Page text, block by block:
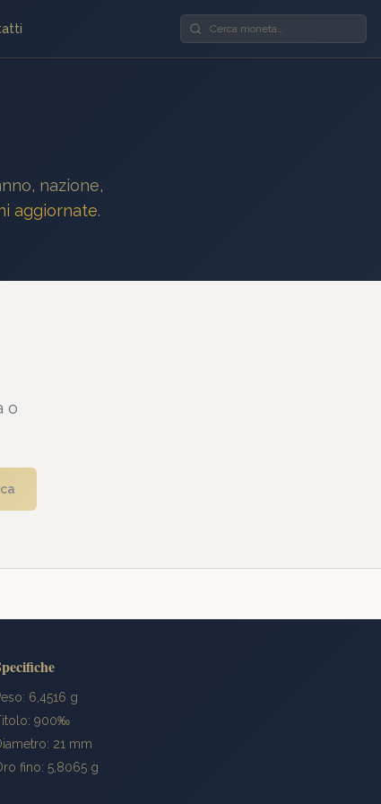
nazione,
aggiornate.
o
6,4516 g
900‰
21 mm
fino: 5,8065 g